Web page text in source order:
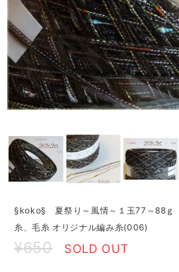
§koko§ 夏祭り～風情～１玉77～88ｇ
糸、毛糸 オリジナル編み糸(006)
¥650 SOLD OUT